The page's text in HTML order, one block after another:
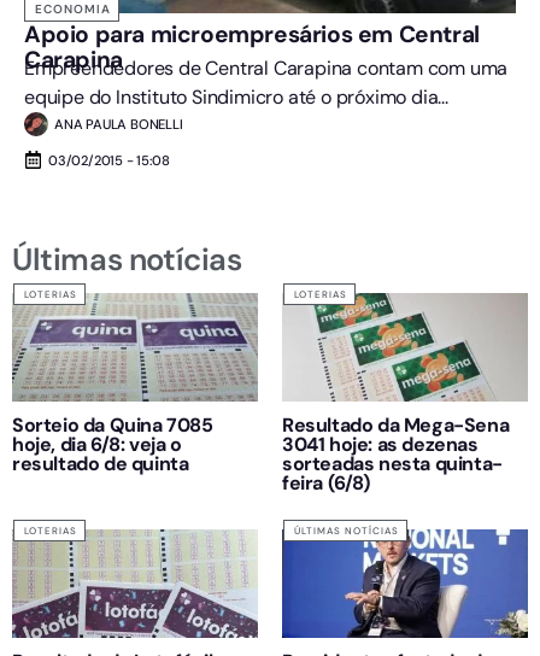
ECONOMIA
Apoio para microempresários em Central
Carapina
Empreendedores de Central Carapina contam com uma
equipe do Instituto Sindimicro até o próximo dia...
ANA PAULA BONELLI
03/02/2015 - 15:08
Últimas notícias
LOTERIAS
Sorteio da Quina 7085
hoje, dia 6/8: veja o
resultado de quinta
LOTERIAS
Resultado da Mega-Sena
3041 hoje: as dezenas
sorteadas nesta quinta-
feira (6/8)
LOTERIAS ÚLTIMAS NOTÍCIAS